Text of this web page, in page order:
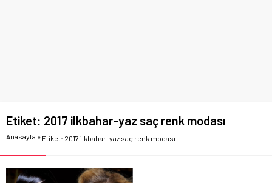
Etiket: 2017 ilkbahar-yaz saç renk modası
Anasayfa » Etiket: 2017 ilkbahar-yaz saç renk modası